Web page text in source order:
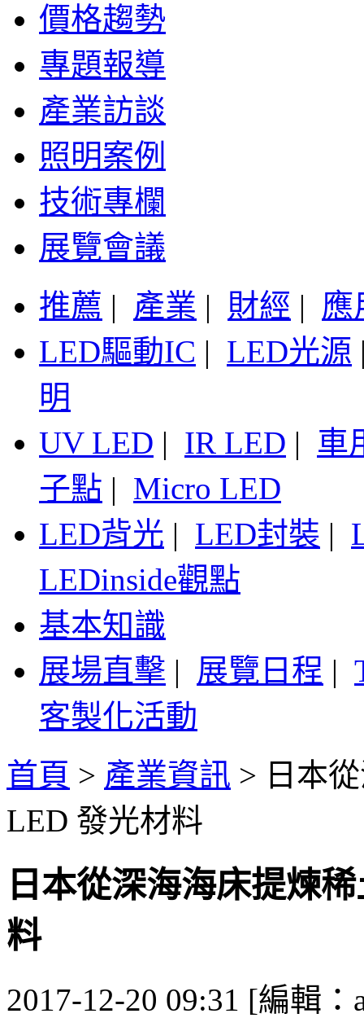
價格趨勢
專題報導
產業訪談
照明案例
技術專欄
展覽會議
推薦 | 產業 | 財經 | 應
LED驅動IC | LED光源
明
UV LED | IR LED | 車
子點 | Micro LED
LED背光 | LED封裝 |
LEDinside觀點
基本知識
展場直擊 | 展覽日程 |
客製化活動
首頁 > 產業資訊 > 日本
LED 發光材料
日本從深海海床提煉
料
2017-12-20 09:31 [編輯：